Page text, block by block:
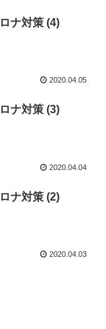
ナ対策 (4)
2020.04.05
ナ対策 (3)
2020.04.04
ナ対策 (2)
2020.04.03